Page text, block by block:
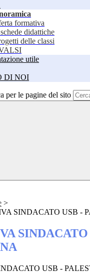
formativa
didattiche
delle classi
utile
DI NOI
per le pagine del sito
>
SINDACATO USB -
SINDACATO
USB -